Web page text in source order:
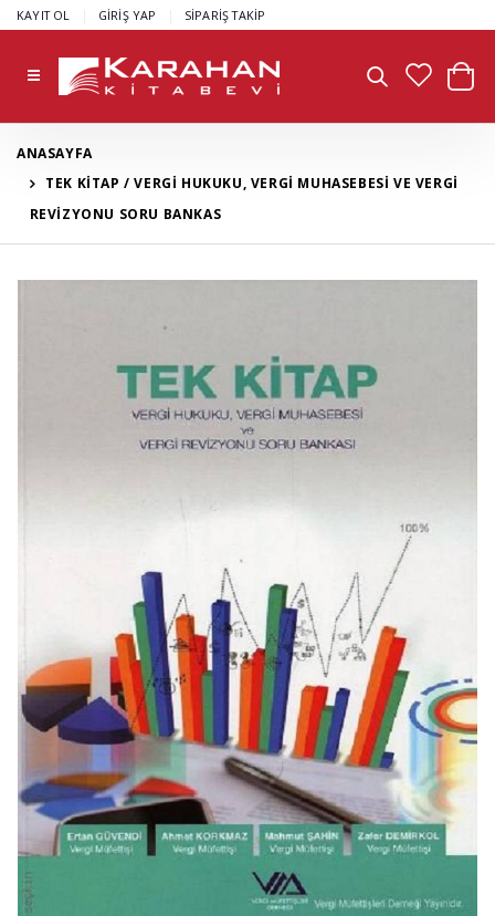
KAYIT OL GİRİŞ YAP SİPARİŞ TAKİP
ANASAYFA
TEK KİTAP / VERGİ HUKUKU, VERGİ MUHASEBESİ VE VERGİ
REVİZYONU SORU BANKAS